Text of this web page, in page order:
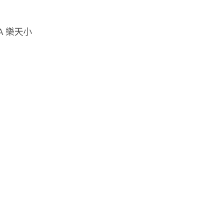
樂天小